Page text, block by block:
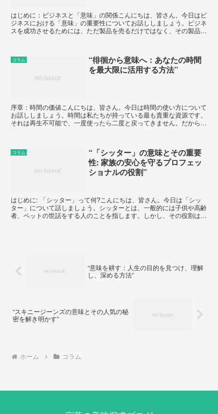
はじめに：ビジネスと「意味」の関係こんにちは、皆さん。今日はビ
ジネスにおける「意味」の重要性についてお話ししましょう。ビジネ
スを成功させるためには、ただ製品を売るだけではなく、その製品が
コラム
“徘徊から意味へ：あなたの時間
を最大限に活用する方法”
序章：時間の価値こんにちは、皆さん。今日は時間の使い方について
お話ししましょう。時間は私たちが持っている最も貴重な資源です。
それは再生不可能で、一度使ったら二度と戻ってきません。だからこ
コラム
“「シッター」の意味とその重要
性: 家族の安心を守るプロフェッ
ショナルの役割”
はじめに: 「シッター」って何?こんにちは、皆さん。今日は「シッ
ター」について話しましょう。シッターとは、一般的には子供や高齢
者、ペットの世話をする人のことを指します。しかし、その役割は単
“意味を耕す：人生の目的を見つけ、理解
し、深める方法”
“スキニージーンズの意味とその人気の秘
密を解き明かす”
ホーム コラム